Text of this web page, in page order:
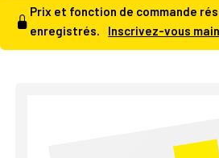
Prix et fonction de commande
enregistrés.
Inscrivez-vous